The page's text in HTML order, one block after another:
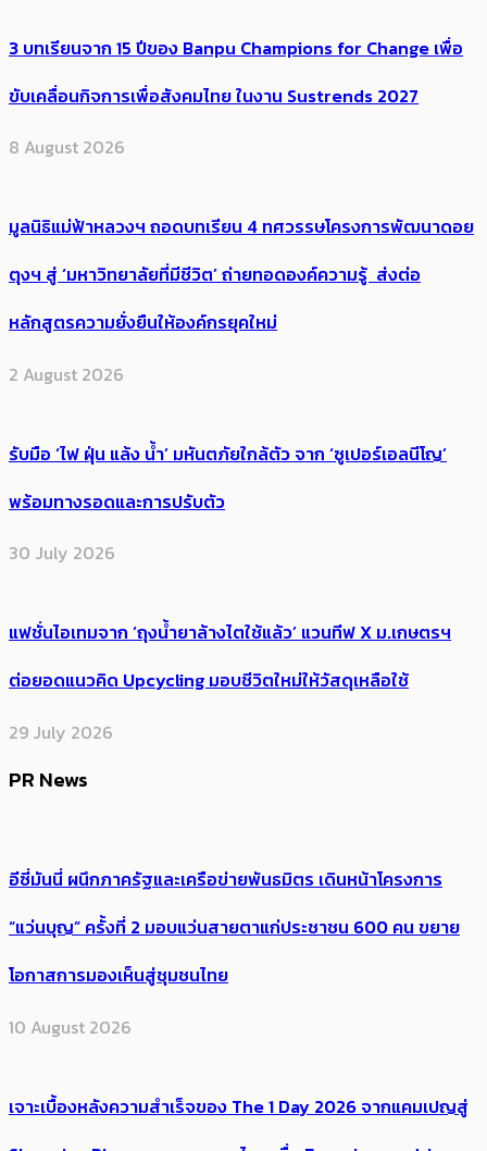
3 บทเรียนจาก 15 ปีของ Banpu Champions for Change เพื่อ
ขับเคลื่อนกิจการเพื่อสังคมไทย ในงาน Sustrends 2027
8 August 2026
มูลนิธิแม่ฟ้าหลวงฯ ถอดบทเรียน 4 ทศวรรษโครงการพัฒนาดอย
ตุงฯ สู่ ‘มหาวิทยาลัยที่มีชีวิต’ ถ่ายทอดองค์ความรู้ ส่งต่อ
หลักสูตรความยั่งยืนให้องค์กรยุคใหม่
2 August 2026
รับมือ ‘ไฟ ฝุ่น แล้ง น้ำ’ มหันตภัยใกล้ตัว จาก ‘ซูเปอร์เอลนีโญ’
พร้อมทางรอดและการปรับตัว
30 July 2026
แฟชั่นไอเทมจาก ‘ถุงน้ำยาล้างไตใช้แล้ว’ แวนทีฟ X ม.เกษตรฯ
ต่อยอดแนวคิด Upcycling มอบชีวิตใหม่ให้วัสดุเหลือใช้
29 July 2026
PR News
อีซี่มันนี่ ผนึกภาครัฐและเครือข่ายพันธมิตร เดินหน้าโครงการ
“แว่นบุญ” ครั้งที่ 2 มอบแว่นสายตาแก่ประชาชน 600 คน ขยาย
โอกาสการมองเห็นสู่ชุมชนไทย
10 August 2026
เจาะเบื้องหลังความสำเร็จของ The 1 Day 2026 จากแคมเปญสู่